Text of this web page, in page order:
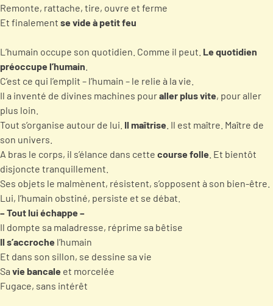
Remonte, rattache, tire, ouvre et ferme
Et finalement se vide à petit feu
L’humain occupe son quotidien. Comme il peut. Le quotidien
préoccupe l’humain
C’est ce qui l’emplit – l’humain – le relie à la vie.
Il a inventé de divines machines pouraller plus vite, pour aller
plus loin.
Tout s’organise autour de lui. Il maîtrise . Il est maître. Maître de
son univers.
A bras le corps, il s’élance dans cette course folle . Et bientôt
disjoncte tranquillement.
Ses objets le malmènent, résistent, s’opposent à son bien-être.
Lui, l’humain obstiné, persiste et se débat.
– Tout lui échappe –
Il dompte sa maladresse, réprime sa bêtise
Il s’accroche l’humain
Et dans son sillon, se dessine sa vie
Sa vie bancale et morcelée
Fugace, sans intérêt